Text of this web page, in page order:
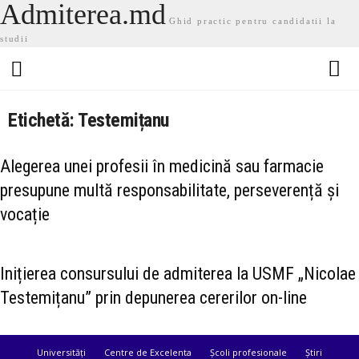
Admiterea.md Ghid practic pentru candidatii la
studii
Etichetă: Testemițanu
Alegerea unei profesii în medicină sau farmacie
presupune multă responsabilitate, perseverență și
vocație
Inițierea consursului de admiterea la USMF „Nicolae
Testemițanu” prin depunerea cererilor on-line
Universități Centre de Excelenta Școli profesionale
Știri